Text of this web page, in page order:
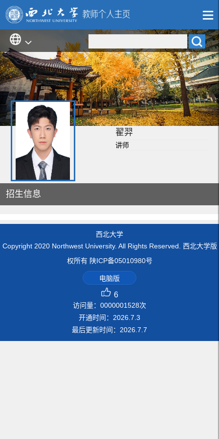
翟羿
讲师
招生信息
西北大学
Copyright 2020 Northwest University. All Rights Reserved. 西北大学版
权所有 陕ICP备05010980号
电脑版
6
访问量： 0000001528次
开通时间： 2026 7 3
最后更新时间： 2026 7 7